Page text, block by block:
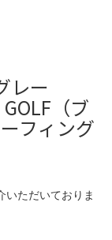
レー
（ブ
フィング
いただいておりま